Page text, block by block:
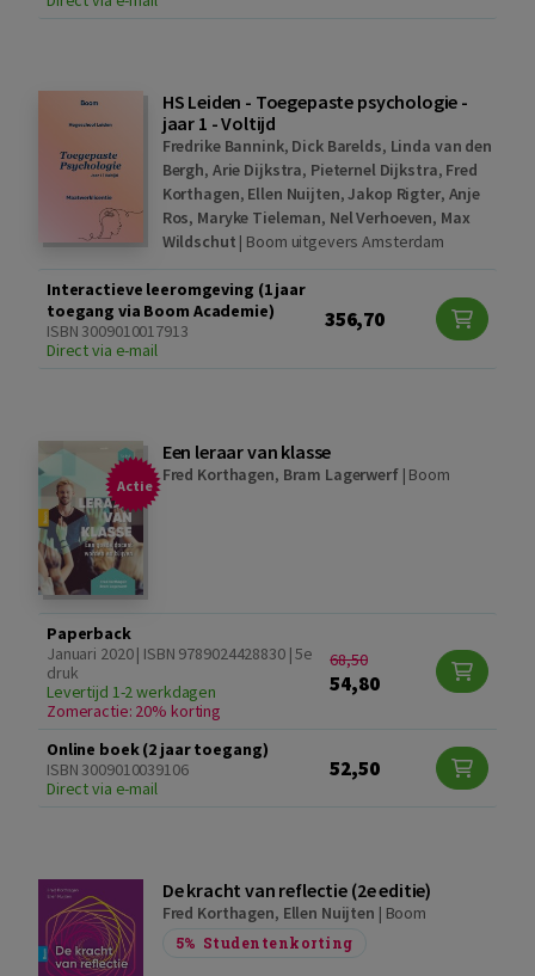
HS Leiden - Toegepaste psychologie -
jaar 1 - Voltijd
Fredrike Bannink, Dick Barelds, Linda van den
Bergh, Arie Dijkstra, Pieternel Dijkstra, Fred
Korthagen, Ellen Nuijten,Jakop Rigter, Anje
Ros, Maryke Tieleman, Nel Verhoeven, Max
Wildschut | Boom uitgevers Amsterdam
Interactieve leeromgeving (1 jaar
toegang via Boom Academie)
ISBN 3009010017913
Direct via e-mail
356,70
Actie
Een leraar van klasse
Fred Korthagen, Bram Lagerwerf| Boom
Paperback
Januari 2020 | ISBN 9789024428830 | 5e
druk
Levertijd 1-2 werkdagen
Zomeractie: 20% korting
68,50
54,80
Online boek (2 jaar toegang)
ISBN 3009010039106
Direct via e-mail
52,50
De kracht van reflectie (2e editie)
Fred Korthagen, Ellen Nuijten | Boom
5% Studentenkorting